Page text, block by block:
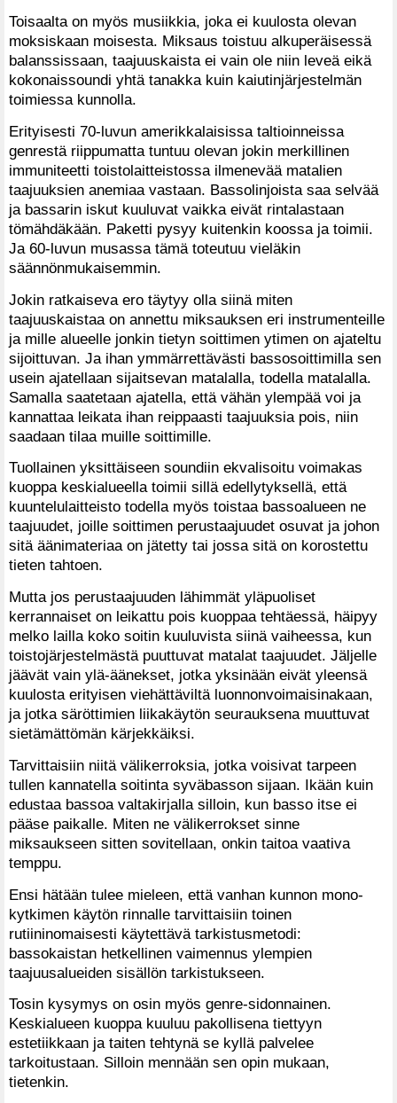
Toisaalta on myös musiikkia, joka ei kuulosta olevan
moksiskaan moisesta. Miksaus toistuu alkuperäisessä
balanssissaan, taajuuskaista ei vain ole niin leveä eikä
kokonaissoundi yhtä tanakka kuin kaiutinjärjestelmän
toimiessa kunnolla.
Erityisesti 70-luvun amerikkalaisissa taltioinneissa
genrestä riippumatta tuntuu olevan jokin merkillinen
immuniteetti toistolaitteistossa ilmenevää matalien
taajuuksien anemiaa vastaan. Bassolinjoista saa selvää
ja bassarin iskut kuuluvat vaikka eivät rintalastaan
tömähdäkään. Paketti pysyy kuitenkin koossa ja toimii.
Ja 60-luvun musassa tämä toteutuu vieläkin
säännönmukaisemmin.
Jokin ratkaiseva ero täytyy olla siinä miten
taajuuskaistaa on annettu miksauksen eri instrumenteille
ja mille alueelle jonkin tietyn soittimen ytimen on ajateltu
sijoittuvan. Ja ihan ymmärrettävästi bassosoittimilla sen
usein ajatellaan sijaitsevan matalalla, todella matalalla.
Samalla saatetaan ajatella, että vähän ylempää voi ja
kannattaa leikata ihan reippaasti taajuuksia pois, niin
saadaan tilaa muille soittimille.
Tuollainen yksittäiseen soundiin ekvalisoitu voimakas
kuoppa keskialueella toimii sillä edellytyksellä, että
kuuntelulaitteisto todella myös toistaa bassoalueen ne
taajuudet, joille soittimen perustaajuudet osuvat ja johon
sitä äänimateriaa on jätetty tai jossa sitä on korostettu
tieten tahtoen.
Mutta jos perustaajuuden lähimmät yläpuoliset
kerrannaiset on leikattu pois kuoppaa tehtäessä, häipyy
melko lailla koko soitin kuuluvista siinä vaiheessa, kun
toistojärjestelmästä puuttuvat matalat taajuudet. Jäljelle
jäävät vain ylä-äänekset, jotka yksinään eivät yleensä
kuulosta erityisen viehättäviltä luonnonvoimaisinakaan,
ja jotka säröttimien liikakäytön seurauksena muuttuvat
sietämättömän kärjekkäiksi.
Tarvittaisiin niitä välikerroksia, jotka voisivat tarpeen
tullen kannatella soitinta syväbasson sijaan. Ikään kuin
edustaa bassoa valtakirjalla silloin, kun basso itse ei
pääse paikalle. Miten ne välikerrokset sinne
miksaukseen sitten sovitellaan, onkin taitoa vaativa
temppu.
Ensi hätään tulee mieleen, että vanhan kunnon mono-
kytkimen käytön rinnalle tarvittaisiin toinen
rutiininomaisesti käytettävä tarkistusmetodi:
bassokaistan hetkellinen vaimennus ylempien
taajuusalueiden sisällön tarkistukseen.
Tosin kysymys on osin myös genre-sidonnainen.
Keskialueen kuoppa kuuluu pakollisena tiettyyn
estetiikkaan ja taiten tehtynä se kyllä palvelee
tarkoitustaan. Silloin mennään sen opin mukaan,
tietenkin.